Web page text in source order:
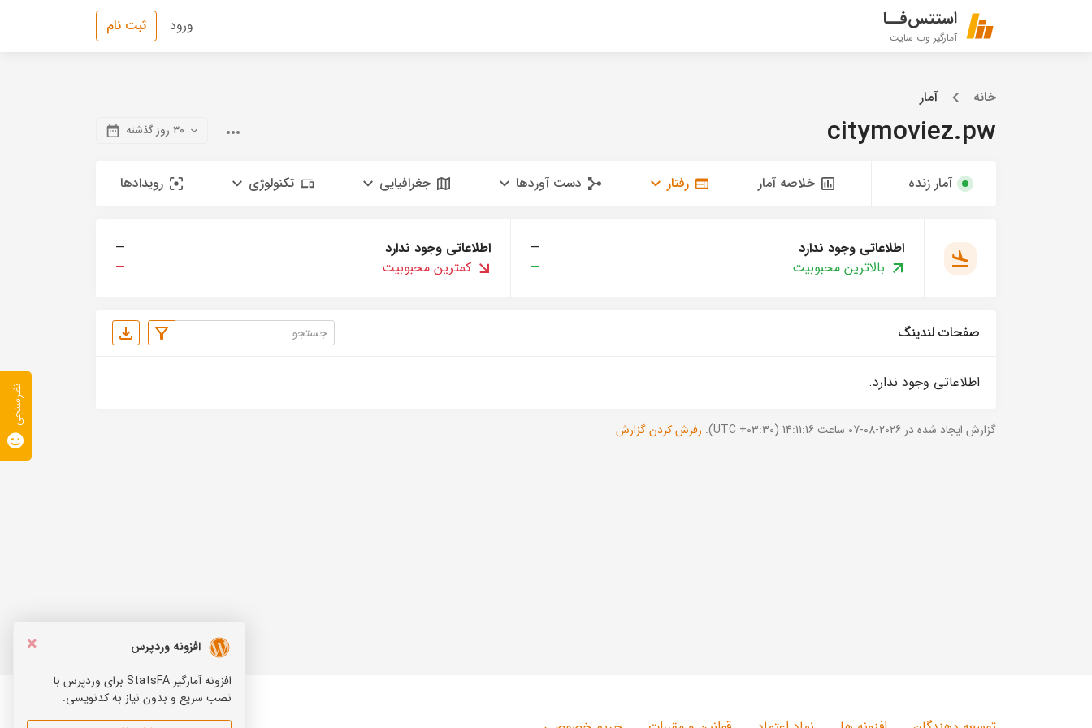
استتس‌فــا
آمارگیر وب سایت
ورود ثبت نام
خانه آمار
citymoviez.pw ۳۰ روز گذشته
آمار زنده خلاصه آمار رفتار دست آوردها جغرافیایی تکنولوژی رویدادها
اطلاعاتی وجود ندارد
—
بالاترین محبوبیت
—
اطلاعاتی وجود ندارد
—
کمترین محبوبیت
—
صفحات لندینگ
اطلاعاتی وجود ندارد.
گزارش ایجاد شده در 2026-08-07 ساعت 14:11:16 (UTC +03:30). رفرش کردن گزارش
×
افزونه وردپرس
افزونه آمارگیر StatsFA برای وردپرس با
نصب سریع و بدون نیاز به کدنویسی.
نظرسنجی